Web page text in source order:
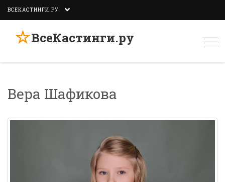
ВСЕКАСТИНГИ.РУ
☆ВсеКастинги.ру
Вера Шафикова